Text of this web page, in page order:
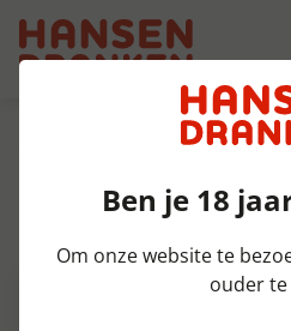
Product Detail
Grimbergen
4x6x30 cl 6,5%
Ben je 18
Om onze website te
ouder te